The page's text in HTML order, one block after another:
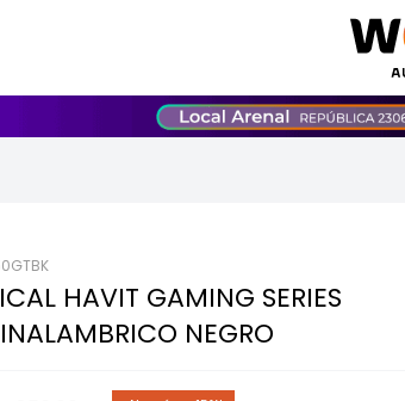
HAVIT GAMING SERIES
NEGRO